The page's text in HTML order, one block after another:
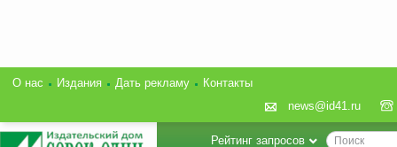
О нас Издания Дать рекламу
Контакты
news@id41.ru
Рейтинг запросов